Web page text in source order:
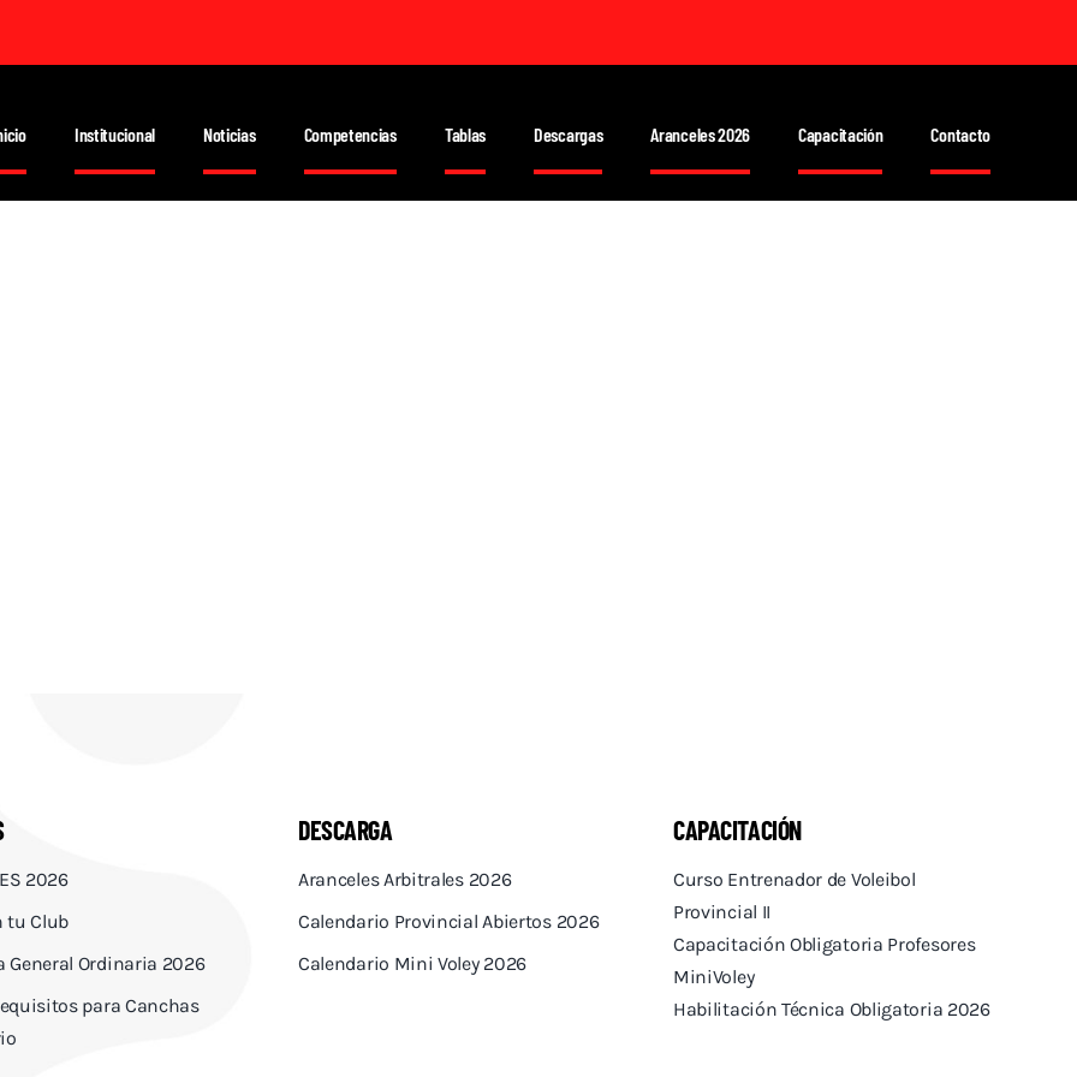
Institucional Noticias Competencias Tablas Descargas Aranceles 2026 Capacitación Contacto
2026
tu Club
General Ordinaria 2026
para Canchas
DESCARGA
Aranceles Arbitrales 2026
Calendario Provincial Abiertos 2026
Calendario Mini Voley 2026
CAPACITACIÓN
Curso Entrenador de Voleibol
Provincial II
Capacitación Obligatoria Profesores
MiniVoley
Habilitación Técnica Obligatoria 2026